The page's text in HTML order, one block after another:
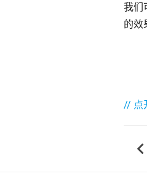
我们
的效
// 点
chevron_left